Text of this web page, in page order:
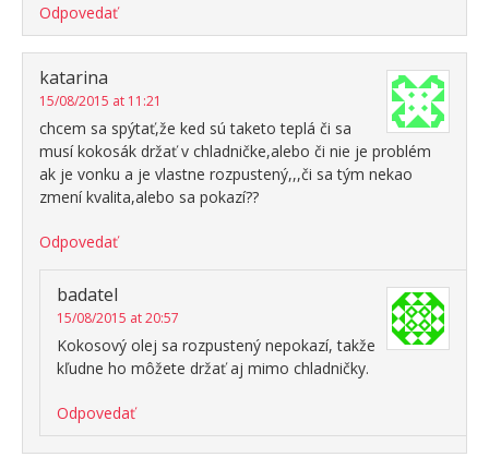
Odpovedať
katarina
15/08/2015 at 11:21
chcem sa spýtať,že ked sú taketo teplá či sa
musí kokosák držať v chladničke,alebo či nie je problém
ak je vonku a je vlastne rozpustený,,,či sa tým nekao
zmení kvalita,alebo sa pokazí??
Odpovedať
badatel
15/08/2015 at 20:57
Kokosový olej sa rozpustený nepokazí, takže
kľudne ho môžete držať aj mimo chladničky.
Odpovedať